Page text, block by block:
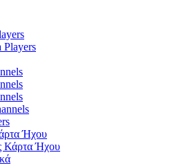
Players
Ήχου
Κάρτα Ήχου